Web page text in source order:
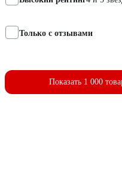
Только с отзывами
Показать 1 000